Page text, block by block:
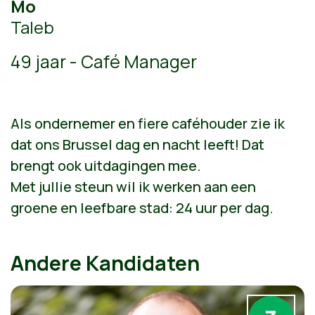
Mo
Taleb
49 jaar - Café Manager
Als ondernemer en fiere caféhouder zie ik
dat ons Brussel dag en nacht leeft! Dat
brengt ook uitdagingen mee.
Met jullie steun wil ik werken aan een
groene en leefbare stad: 24 uur per dag.
Andere Kandidaten